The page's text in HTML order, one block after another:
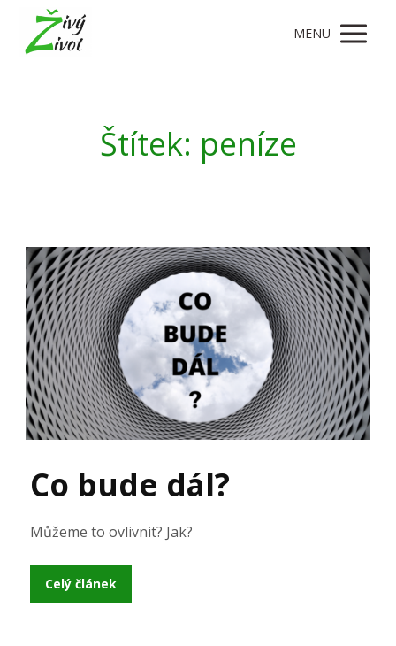
MENU
Štítek: peníze
Co bude dál?
Můžeme to ovlivnit? Jak?
Celý článek